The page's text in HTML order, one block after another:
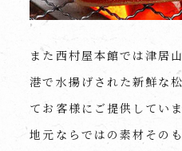
また西村屋本館では津居
港で水揚げされた新鮮な
てお客様にご提供していま
地元ならではの素材その